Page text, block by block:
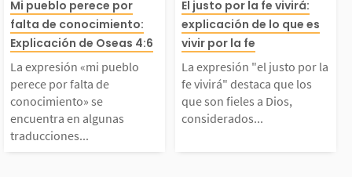
ánimo o fortaleza.
versículo dice as
y constante.
ueda es
expresión «mi pue
perece por falta d
conocimiento» se en
en algunas tr
Mi pueblo perece por
falta de conocimiento:
Explicación de Oseas 4:6
La expresión «mi pueblo
perece por falta de
conocimiento» se
encuentra en algunas
traducciones...
La expresión
por la fe
ca que los que
es a Dios,
El justo por la fe vivirá:
explicación de lo que es
vivir por la fe
La expresión "el justo por la
fe vivirá" destaca que los
que son fieles a Dios,
considerados...